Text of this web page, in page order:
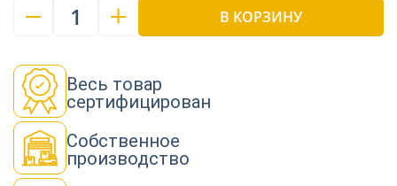
1 В КОРЗИНУ
Весь товар
сертифицирован
Собственное
производство